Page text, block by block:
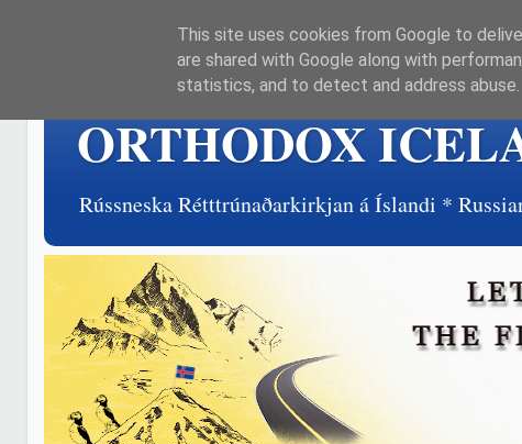
ORTHODOX
Rússneska Rétttrúnaðarkirkjan á Íslandi *
This site uses cookies from Google to
are shared with Google along with
statistics, and to detect and address abuse.